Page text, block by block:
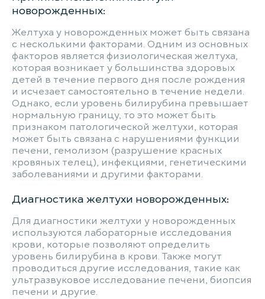
новорожденных:
Желтуха у новорожденных может быть связана
с несколькими факторами. Одним из основных
факторов является физиологическая желтуха,
которая возникает у большинства здоровых
детей в течение первого дня после рождения
и исчезает самостоятельно в течение недели.
Однако, если уровень билирубина превышает
нормальную границу, то это может быть
признаком патологической желтухи, которая
может быть связана с нарушениями функции
печени, гемолизом (разрушение красных
кровяных телец), инфекциями, генетическими
заболеваниями и другими факторами.
Диагностика желтухи новорожденных:
Для диагностики желтухи у новорожденных
используются лабораторные исследования
крови, которые позволяют определить
уровень билирубина в крови. Также могут
проводиться другие исследования, такие как
ультразвуковое исследование печени, биопсия
печени и другие.